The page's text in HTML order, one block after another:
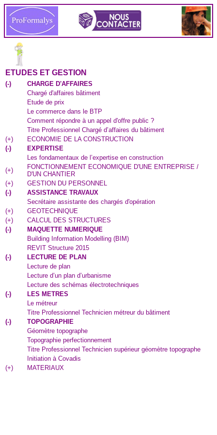
ETUDES ET GESTION
(-)
CHARGE D'AFFAIRES
Chargé d'affaires bâtiment
Etude de prix
Le commerce dans le BTP
Comment répondre à un appel d'offre public ?
Titre Professionnel Chargé d’affaires du bâtiment
(+)
ECONOMIE DE LA CONSTRUCTION
(-)
EXPERTISE
Les fondamentaux de l’expertise en construction
(+)
FONCTIONNEMENT ECONOMIQUE D'UNE ENTREPRISE /
D'UN CHANTIER
(+)
GESTION DU PERSONNEL
(-)
ASSISTANCE TRAVAUX
Secrétaire assistante des chargés d'opération
(+)
GEOTECHNIQUE
(+)
CALCUL DES STRUCTURES
(-)
MAQUETTE NUMERIQUE
Building Information Modelling (BIM)
REVIT Structure 2015
(-)
LECTURE DE PLAN
Lecture de plan
Lecture d’un plan d’urbanisme
Lecture des schémas électrotechniques
(-)
LES METRES
Le métreur
Titre Professionnel Technicien métreur du bâtiment
(-)
TOPOGRAPHIE
Géomètre topographe
Topographie perfectionnement
Titre Professionnel Technicien supérieur géomètre topographe
Initiation à Covadis
(+) MATERIAUX